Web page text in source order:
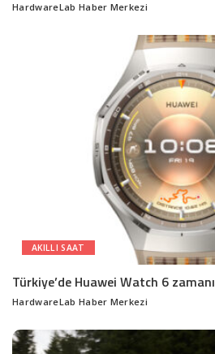
Posted
HardwareLab Haber Merkezi
AKILLI SAAT
Türkiye’de Huawei Watch 6 zamanı
Posted
HardwareLab Haber Merkezi